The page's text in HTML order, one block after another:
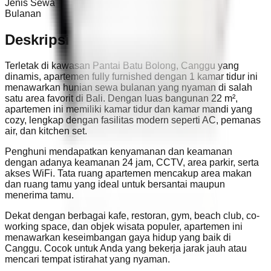
Jenis Sewa
Bulanan
Deskripsi
Terletak di kawasan Pantai Batu Bolong, Canggu yang
dinamis, apartemen fully furnished dengan 1 kamar tidur ini
menawarkan hunian sewa bulanan yang nyaman di salah
satu area favorit di Bali. Dengan luas bangunan 22 m²,
apartemen ini memiliki kamar tidur dan kamar mandi yang
cozy, lengkap dengan fasilitas modern seperti AC, pemanas
air, dan kitchen set.
Penghuni mendapatkan kenyamanan dan keamanan
dengan adanya keamanan 24 jam, CCTV, area parkir, serta
akses WiFi. Tata ruang apartemen mencakup area makan
dan ruang tamu yang ideal untuk bersantai maupun
menerima tamu.
Dekat dengan berbagai kafe, restoran, gym, beach club, co-
working space, dan objek wisata populer, apartemen ini
menawarkan keseimbangan gaya hidup yang baik di
Canggu. Cocok untuk Anda yang bekerja jarak jauh atau
mencari tempat istirahat yang nyaman.